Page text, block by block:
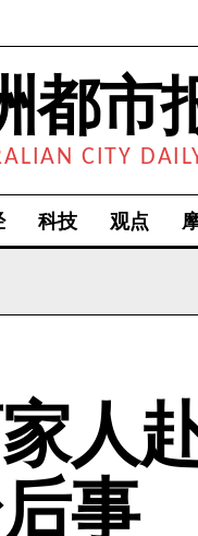
都市
CITY
科技 观点
人
事